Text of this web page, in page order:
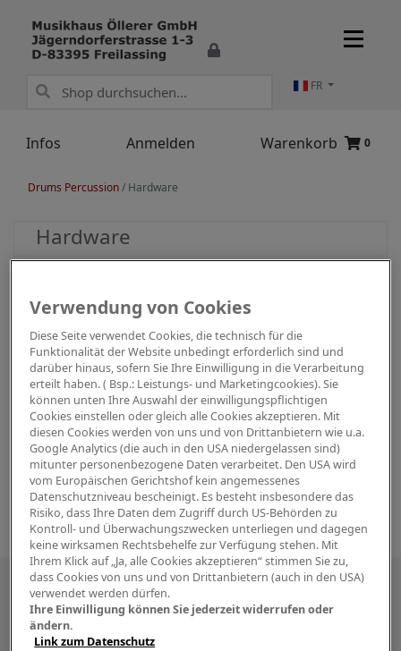
Infos Anmelden Warenkorb 0
FR
Drums Percussion/ Hardware
Hardware
Besuchen Sie uns auch in den sozialen
Medien
Verwendung von Cookies
Diese Seite verwendet Cookies, die technisch für die
Funktionalität der Website unbedingt erforderlich sind und
darüber hinaus, sofern Sie Ihre Einwilligung in die Verarbeitung
erteilt haben. ( Bsp.: Leistungs- und Marketingcookies). Sie
können unten Ihre Auswahl der einwilligungspflichtigen
Cookies einstellen oder gleich alle Cookies akzeptieren. Mit
diesen Cookies werden von uns und von Drittanbietern wie u.a.
Google Analytics (die auch in den USA niedergelassen sind)
mitunter personenbezogene Daten verarbeitet. Den USA wird
vom Europäischen Gerichtshof kein angemessenes
Datenschutzniveau bescheinigt. Es besteht insbesondere das
Risiko, dass Ihre Daten dem Zugriff durch US-Behörden zu
Kontroll- und Überwachungszwecken unterliegen und dagegen
keine wirksamen Rechtsbehelfe zur Verfügung stehen. Mit
Ihrem Klick auf „Ja, alle Cookies akzeptieren“ stimmen Sie zu,
dass Cookies von uns und von Drittanbietern (auch in den USA)
verwendet werden dürfen.
Ihre Einwilligung können Sie jederzeit widerrufen oder
ändern.
Link zum Datenschutz